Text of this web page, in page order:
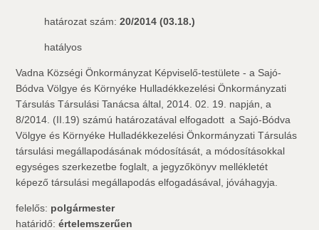
határozat szám:20/2014 (03.18.)
hatályos
Vadna Községi Önkormányzat Képviselő-testülete - a Sajó-
Bódva Völgye és Környéke Hulladékkezelési Önkormányzati
Társulás Társulási Tanácsa által, 2014. 02. 19. napján, a
8/2014. (II.19) számú határozatával elfogadott  a Sajó-Bódva
Völgye és Környéke Hulladékkezelési Önkormányzati Társulás
társulási megállapodásának módosítását, a módosításokkal
egységes szerkezetbe foglalt, a jegyzőkönyv mellékletét
képező társulási megállapodás elfogadásával, jóváhagyja.
felelős: polgármester
határidő:értelemszerűen